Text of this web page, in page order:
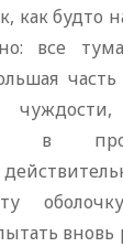
как будто
все
в
вновь